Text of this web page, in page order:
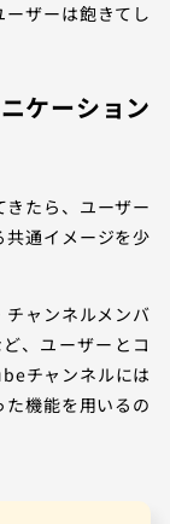
ザーは飽きてし
ケーション
たら、ユーザー
共通イメージを少
チャンネルメンバ
、ユーザーとコ
チャンネルには
機能を用いるの